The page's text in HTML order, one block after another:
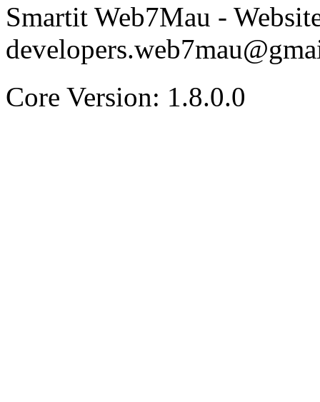
Smartit Web7Mau -
Core Version: 1.8.0.0